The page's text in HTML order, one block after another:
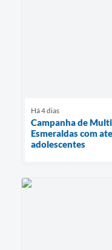
Há 4 dias
Campanha de
Esmeraldas com
adolescentes